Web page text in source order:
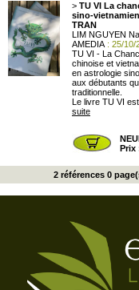
> TU VI La
sino-
TRAN
LIM NGUYEN
AMEDIA : 25/10/
TU VI - La
chinoise et
en astrologie
aux débutants
traditionnelle.
Le livre TU VI est
suite
Prix
2 références 0